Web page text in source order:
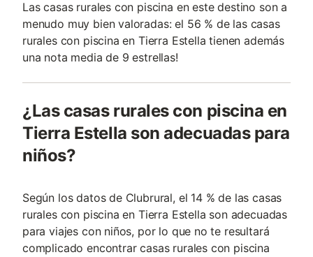
Las casas rurales con piscina en este destino son a
menudo muy bien valoradas: el 56 % de las casas
rurales con piscina en Tierra Estella tienen además
una nota media de 9 estrellas!
¿Las casas rurales con piscina en
Tierra Estella son adecuadas para
niños?
Según los datos de Clubrural, el 14 % de las casas
rurales con piscina en Tierra Estella son adecuadas
para viajes con niños, por lo que no te resultará
complicado encontrar casas rurales con piscina